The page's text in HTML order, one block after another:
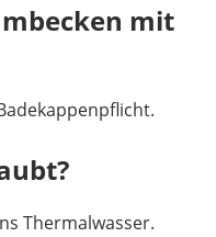
mit
Thermalwasser.